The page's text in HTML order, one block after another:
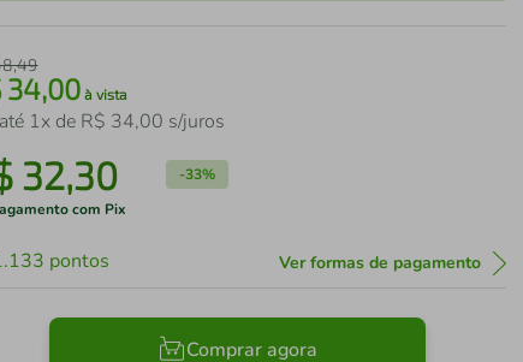
,49
34,00 à vista
1x de R$ 34,00 s/juros
32,30 -33%
com Pix
pontos Ver formas de pagamento
Comprar agora